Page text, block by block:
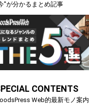
"が分かるまとめ記事
CONTENTS
Web的最新モノ案内